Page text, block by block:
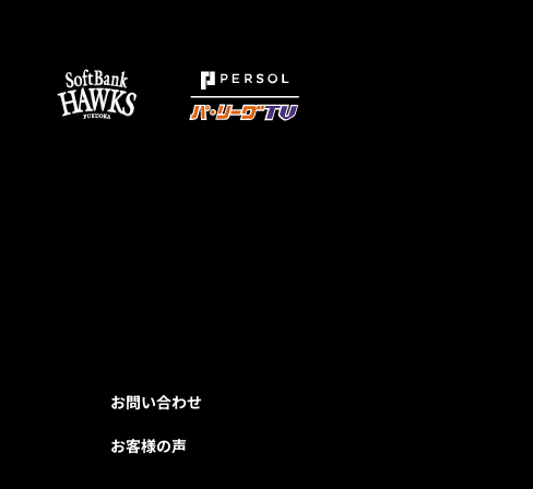
お問い合わせ
お客様の声